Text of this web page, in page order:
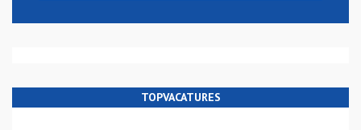
TOPVACATURES